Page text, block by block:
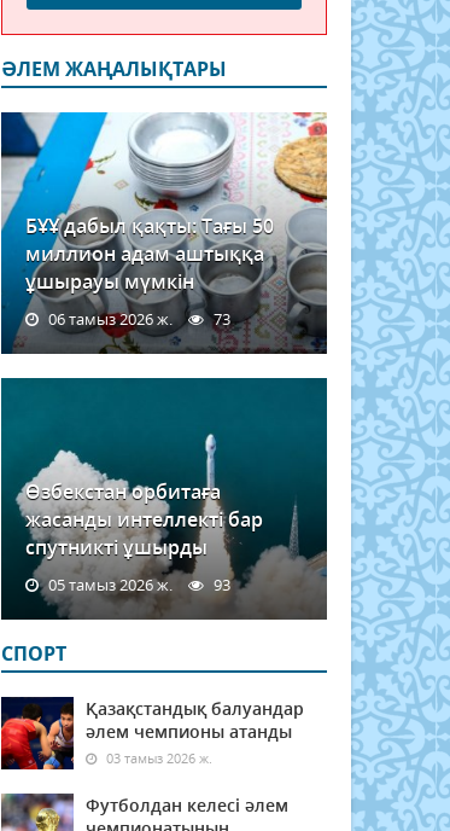
ӘЛЕМ ЖАҢАЛЫҚТАРЫ
БҰҰ дабыл қақты: Тағы 50
миллион адам аштыққа
ұшырауы мүмкін
06 тамыз 2026 ж. 73
Өзбекстан орбитаға
жасанды интеллекті бар
спутникті ұшырды
05 тамыз 2026 ж. 93
СПОРТ
Қазақстандық балуандар
әлем чемпионы атанды
03 тамыз 2026 ж.
Футболдан келесі әлем